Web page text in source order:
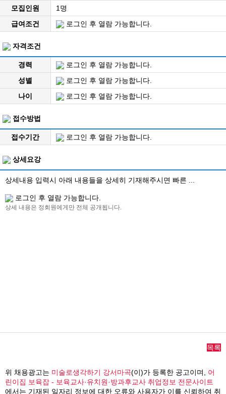
모집인원
1명
급여조건
로그인 후 열람 가능합니다.
자격조건
경력
로그인 후 열람 가능합니다.
성별
로그인 후 열람 가능합니다.
나이
로그인 후 열람 가능합니다.
접수방법
접수기간 로그인 후 열람 가능합니다.
상세요강
상세내용 입력시 아래 내용들을 상세히 기재해주시면 빠른 ...
로그인 후 열람 가능합니다.
상세 내용은 정회원에게만 전체 공개됩니다.
목록
위 채용광고는 미술로생각하기 강서마곡(이)가 등록한 공고이며, 어
린이집 보육잡 - 보육교사·유치원·방과후교사 취업정보 전문사이트
에서는 기재된 일자리 정보에 대한 오류와 사용자가 이를 신뢰하여 취